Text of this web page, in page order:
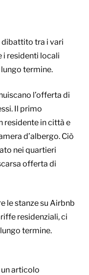
dibattito tra i vari
i residenti locali
termine.
l’offerta di
Il primo
residente in città e
d’albergo. Ciò
nei quartieri
offerta di
le stanze su Airbnb
residenziali, ci
termine.
articolo